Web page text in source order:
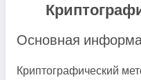
Основная
Криптографический